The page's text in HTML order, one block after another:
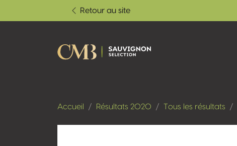
Retour au site
Accueil Résultats 2020 Tous les résultats